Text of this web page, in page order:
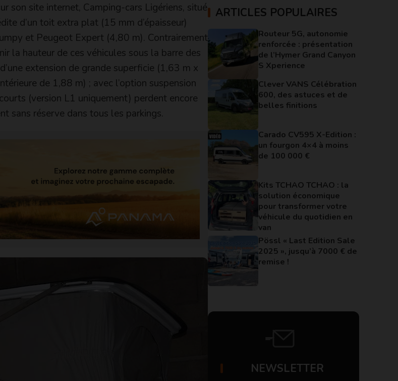
son site internet, Camping-cars Ligériens, situé
d’un toit extra plat (15 mm d’épaisseur)
et Peugeot Expert (4,80 m). Contrairement
la hauteur de ces véhicules sous la barre des
extension de grande superficie (1,63 m x
de 1,88 m) ; avec l’option suspension
(version L1 uniquement) perdent encore
sans réserve dans tous les parkings.
ARTICLES POPULAIRES
Routeur 5G, autonomie
renforcée : présentation
de l’Hymer Grand Canyon
S Xperience
Clever VANS Célébration
600, des astuces et de
belles finitions
Carado CV595 X-Edition :
un fourgon 4×4 à moins
de 100 000 €
Kits TCHAO TCHAO : la
solution économique
pour transformer votre
véhicule du quotidien en
van
Pössl « Last Edition Sale
2025 », jusqu’à 7000 € de
remise !
NEWSLETTER